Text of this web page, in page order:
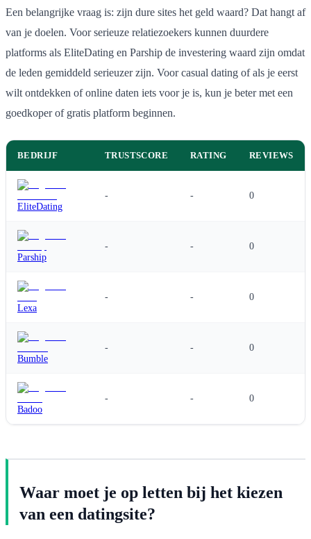
Een belangrijke vraag is: zijn dure sites het geld waard? Dat hangt af
van je doelen. Voor serieuze relatiezoekers kunnen duurdere
platforms als EliteDating en Parship de investering waard zijn omdat
de leden gemiddeld serieuzer zijn. Voor casual dating of als je eerst
wilt ontdekken of online daten iets voor je is, kun je beter met een
goedkoper of gratis platform beginnen.
BEDRIJF TRUSTSCORE RATING REVIEWS
EliteDating
- - 0
Parship
- - 0
Lexa
- - 0
Bumble
- - 0
Badoo
- - 0
Waar moet je op letten bij het kiezen
van een datingsite?